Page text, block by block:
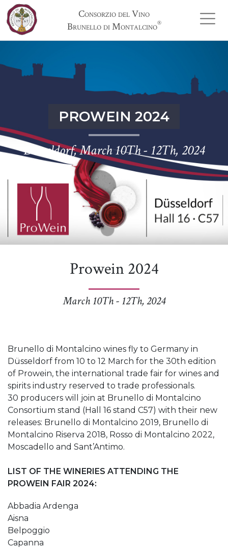
Consorzio del Vino
Brunello di Montalcino®
PROWEIN 2024
Düsseldorf, March 10Th - 12Th, 2024
Prowein 2024
March 10Th - 12Th, 2024
Brunello di Montalcino wines fly to Germany in
Düsseldorf from 10 to 12 March for the 30th edition
of Prowein, the international trade fair for wines and
spirits industry reserved to trade professionals.
30 producers will join at Brunello di Montalcino
Consortium stand (Hall 16 stand C57) with their new
releases: Brunello di Montalcino 2019, Brunello di
Montalcino Riserva 2018, Rosso di Montalcino 2022,
Moscadello and Sant’Antimo.
LIST OF THE WINERIES ATTENDING THE
PROWEIN FAIR 2024:
Abbadia Ardenga
Aisna
Belpoggio
Capanna